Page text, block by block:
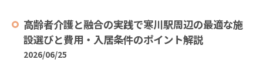
高齢者介護と融合の実践で寒川駅周辺の最適な施
設選びと費用・入居条件のポイント解説
2026/06/25